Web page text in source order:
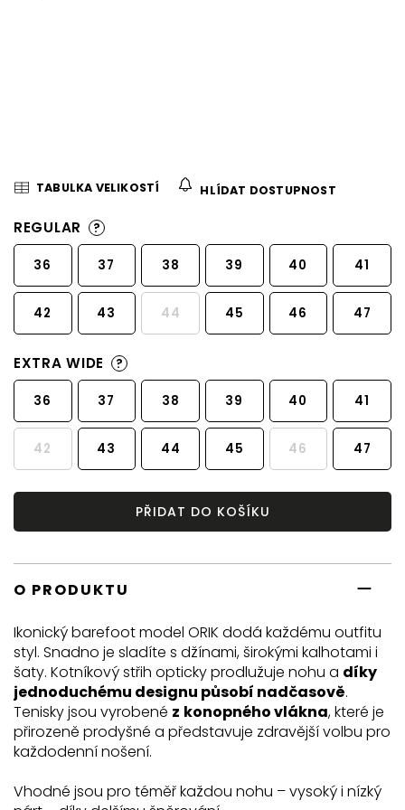
TABULKA VELIKOSTÍ HLÍDAT DOSTUPNOST
REGULAR ?
36 37 38 39 40 41
42 43 44 45 46 47
EXTRA WIDE ?
36 37 38 39 40 41
42 43 44 45 46 47
PŘIDAT DO KOŠÍKU
O PRODUKTU
Ikonický barefoot model ORIK dodá každému outfitu
styl. Snadno je sladíte s džínami, širokými kalhotami i
šaty. Kotníkový střih opticky prodlužuje nohu a díky
jednoduchému designu působí nadčasově.
Tenisky jsou vyrobené z konopného vlákna, které je
přirozeně prodyšné a představuje zdravější volbu pro
každodenní nošení.
Vhodné jsou pro téměř každou nohu – vysoký i nízký